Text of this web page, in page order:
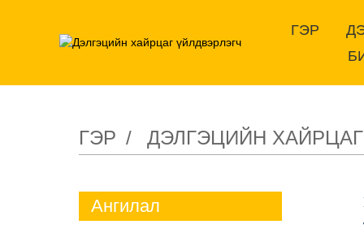
ГЭР
ГЭР ДЭЛГЭЦИЙН ХАЙРЦАГ
Ангилал